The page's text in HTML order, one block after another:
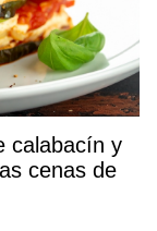
calabacín y
cenas de